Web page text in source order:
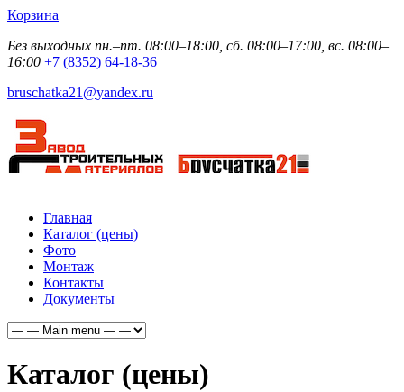
Корзина
Без выходных пн.–пт. 08:00–18:00, сб. 08:00–17:00, вс. 08:00–
16:00 +7 (8352) 64-18-36
bruschatka21@yandex.ru
Главная
Каталог (цены)
Фото
Монтаж
Контакты
Документы
Каталог (цены)